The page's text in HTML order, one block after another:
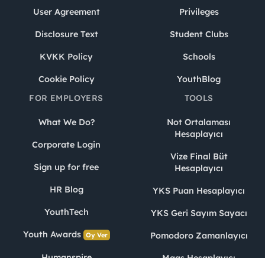
User Agreement
Disclosure Text
KVKK Policy
Cookie Policy
Privileges
Student Clubs
Schools
YouthBlog
FOR EMPLOYERS
What We Do?
Corporate Login
Sign up for free
HR Blog
YouthTech
Youth Awards Oy Ver
TOOLS
Not Ortalaması
Hesaplayıcı
Vize Final Büt
Hesaplayıcı
YKS Puan Hesaplayıcı
YKS Geri Sayım Sayacı
Pomodoro Zamanlayıcı